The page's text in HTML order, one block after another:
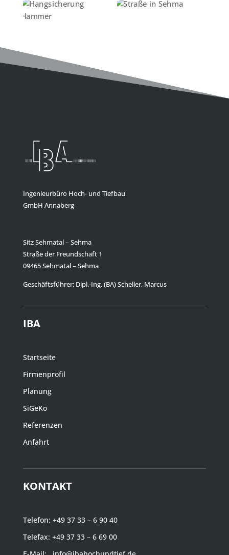
Ingenieurbüro Hoch- und Tiefbau
GmbH Annaberg
Sitz Sehmatal – Sehma
Straße der Freundschaft 1
09465 Sehmatal – Sehma
Geschäftsführer: Dipl.-Ing. (BA) Scheller, Marcus
IBA
Startseite
Firmenprofil
Planung
SiGeKo
Referenzen
Anfahrt
KONTAKT
Telefon: +49 37 33 – 6 90 40
Telefax: +49 37 33 – 6 69 00